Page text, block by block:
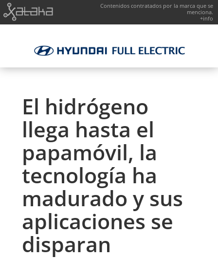
Contenidos contratados por la marca que se
menciona.
+info
El hidrógeno
llega hasta el
papamóvil, la
tecnología ha
madurado y sus
aplicaciones se
disparan